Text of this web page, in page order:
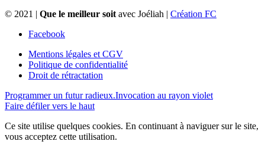
© 2021 | Que le meilleur soit avec Joéliah | Création FC
Facebook
Mentions légales et CGV
Politique de confidentialité
Droit de rétractation
Programmer un futur radieux.Invocation au rayon violet
Faire défiler vers le haut
Ce site utilise quelques cookies. En continuant à naviguer sur le site,
vous acceptez cette utilisation.